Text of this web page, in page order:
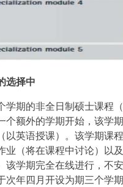
选择中
学期的非全日制硕士课程
个额外的学期开始，该学
以英语授课）。该学期课
业（将在课程中讨论）以
该学期完全在线进行，不安
次年四月开设为期三个学